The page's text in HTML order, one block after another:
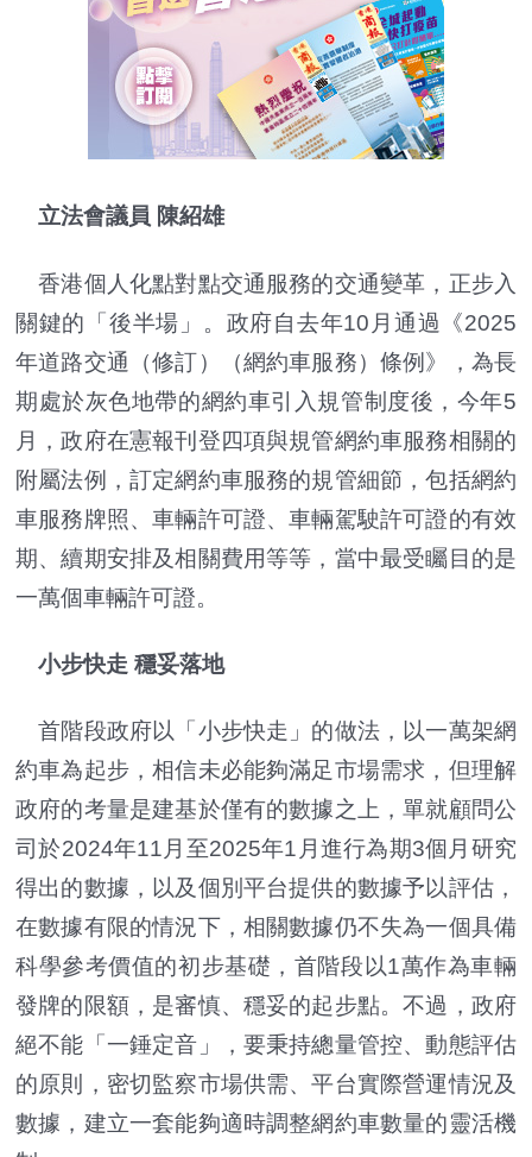
立法會議員 陳紹雄
香港個人化點對點交通服務的交通變革，正步入
關鍵的「後半場」。政府自去年10月通過《2025
年道路交通（修訂）（網約車服務）條例》，為長
期處於灰色地帶的網約車引入規管制度後，今年5
月，政府在憲報刊登四項與規管網約車服務相關的
附屬法例，訂定網約車服務的規管細節，包括網約
車服務牌照、車輛許可證、車輛駕駛許可證的有效
期、續期安排及相關費用等等，當中最受矚目的是
一萬個車輛許可證。
小步快走 穩妥落地
首階段政府以「小步快走」的做法，以一萬架網
約車為起步，相信未必能夠滿足市場需求，但理解
政府的考量是建基於僅有的數據之上，單就顧問公
司於2024年11月至2025年1月進行為期3個月研究
得出的數據，以及個別平台提供的數據予以評估，
在數據有限的情況下，相關數據仍不失為一個具備
科學參考價值的初步基礎，首階段以1萬作為車輛
發牌的限額，是審慎、穩妥的起步點。不過，政府
絕不能「一錘定音」，要秉持總量管控、動態評估
的原則，密切監察市場供需、平台實際營運情況及
數據，建立一套能夠適時調整網約車數量的靈活機